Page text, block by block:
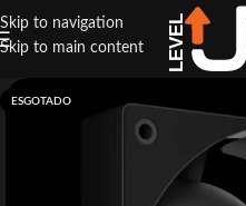
Skip to navigation
Skip to main content
ESGOTADO